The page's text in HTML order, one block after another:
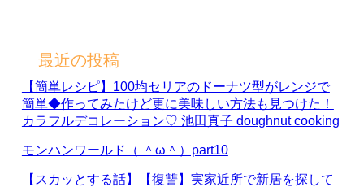
最近の投稿
【簡単レシピ】100均セリアのドーナツ型がレンジで
簡単◆作ってみたけど更に美味しい方法も見つけた！
カラフルデコレーション♡ 池田真子 doughnut cooking
モンハンワールド（ ＾ω＾）part10
【スカッとする話】【復讐】実家近所で新居を探して